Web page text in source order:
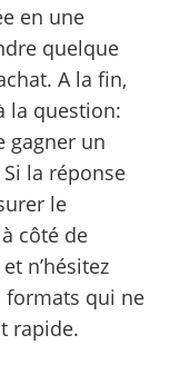
en une
quelque
A la fin,
la question:
gagner un
la réponse
le
côté de
n’hésitez
formats qui ne
rapide.